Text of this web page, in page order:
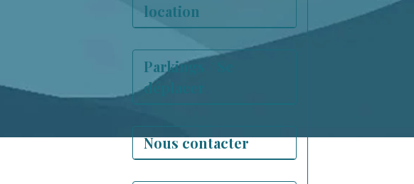
location
Parkings / Se
déplacer
Nous contacter